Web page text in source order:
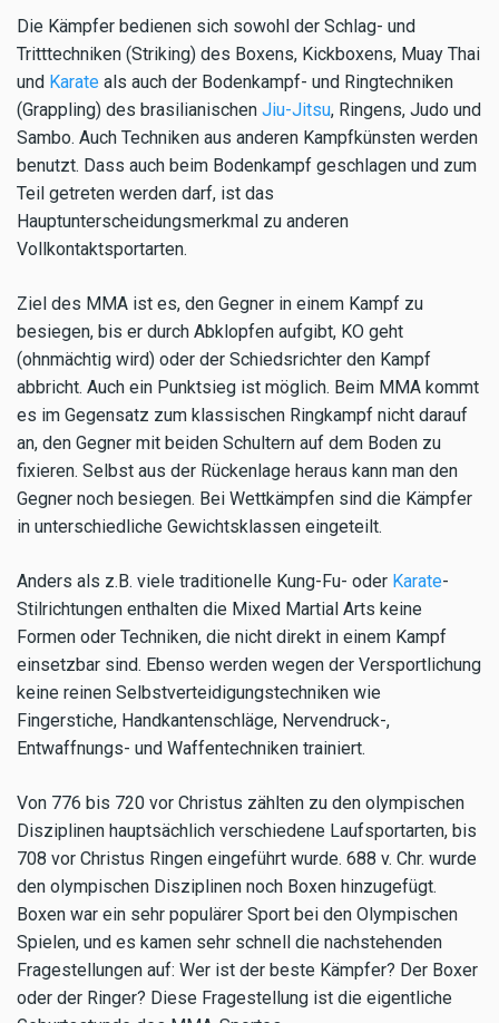
Die Kämpfer bedienen sich sowohl der Schlag- und
Tritttechniken (Striking) des Boxens, Kickboxens, Muay Thai
und Karate als auch der Bodenkampf- und Ringtechniken
(Grappling) des brasilianischen Jiu-Jitsu, Ringens, Judo und
Sambo. Auch Techniken aus anderen Kampfkünsten werden
benutzt. Dass auch beim Bodenkampf geschlagen und zum
Teil getreten werden darf, ist das
Hauptunterscheidungsmerkmal zu anderen
Vollkontaktsportarten.
Ziel des MMA ist es, den Gegner in einem Kampf zu
besiegen, bis er durch Abklopfen aufgibt, KO geht
(ohnmächtig wird) oder der Schiedsrichter den Kampf
abbricht. Auch ein Punktsieg ist möglich. Beim MMA kommt
es im Gegensatz zum klassischen Ringkampf nicht darauf
an, den Gegner mit beiden Schultern auf dem Boden zu
fixieren. Selbst aus der Rückenlage heraus kann man den
Gegner noch besiegen. Bei Wettkämpfen sind die Kämpfer
in unterschiedliche Gewichtsklassen eingeteilt.
Anders als z.B. viele traditionelle Kung-Fu- oder Karate-
Stilrichtungen enthalten die Mixed Martial Arts keine
Formen oder Techniken, die nicht direkt in einem Kampf
einsetzbar sind. Ebenso werden wegen der Versportlichung
keine reinen Selbstverteidigungstechniken wie
Fingerstiche, Handkantenschläge, Nervendruck-,
Entwaffnungs- und Waffentechniken trainiert.
Von 776 bis 720 vor Christus zählten zu den olympischen
Disziplinen hauptsächlich verschiedene Laufsportarten, bis
708 vor Christus Ringen eingeführt wurde. 688 v. Chr. wurde
den olympischen Disziplinen noch Boxen hinzugefügt.
Boxen war ein sehr populärer Sport bei den Olympischen
Spielen, und es kamen sehr schnell die nachstehenden
Fragestellungen auf: Wer ist der beste Kämpfer? Der Boxer
oder der Ringer? Diese Fragestellung ist die eigentliche